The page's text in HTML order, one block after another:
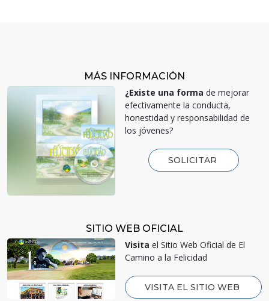
MÁS INFORMACIÓN
¿Existe una forma de mejorar
efectivamente la conducta,
honestidad y responsabilidad de
los jóvenes?
SOLICITAR
SITIO WEB OFICIAL
Visita el Sitio Web Oficial de El
Camino a la Felicidad
VISITA EL SITIO WEB